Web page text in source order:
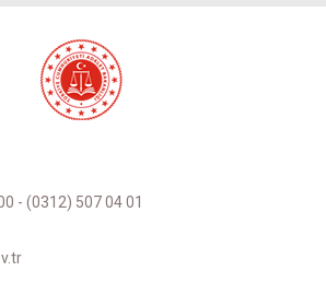
- (0312) 507 04 01